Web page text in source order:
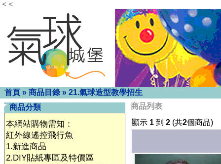
< <
首頁 » 商品目錄 » 21.氣球造型教學招生
商品分類
本網站購物需知：
紅外線遙控飛行魚
1.新進商品
2.DIY貼紙專區及特價區
商品列表
顯示 1 到 2 (共2個商品)